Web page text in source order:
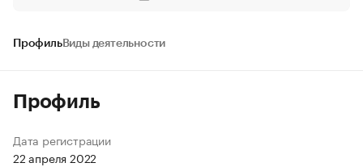
ПрофильВиды деятельности
Профиль
Дата регистрации
22 апреля 2022